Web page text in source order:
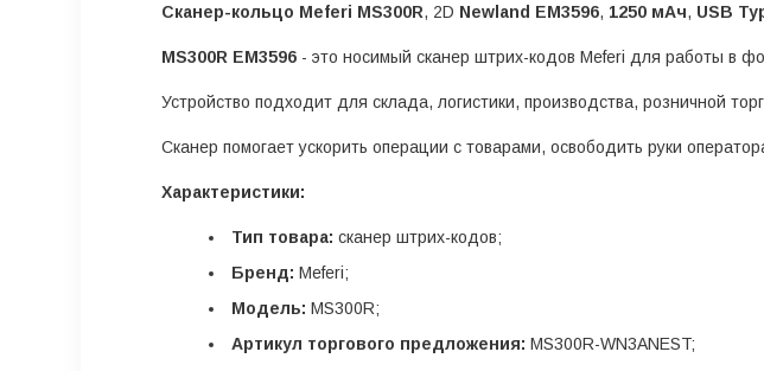
Сканер-кольцо Meferi MS300R, 2D Newland EM3596, 1250 мАч, USB
MS300R EM3596 - это носимый сканер штрих-кодов Meferi для работы в
Устройство подходит для склада, логистики, производства, розничной
Сканер помогает ускорить операции с товарами, освободить руки
Характеристики:
Тип товара: сканер штрих-кодов;
Бренд: Meferi;
Модель: MS300R;
Артикул торгового предложения: MS300R-WN3ANEST;